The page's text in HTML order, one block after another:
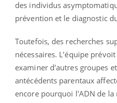
des individus
prévention et le diagnostic
Toutefois, des recherches
nécessaires. L’équipe
examiner d'autres groupes
antécédents parentaux
encore pourquoi l'ADN de